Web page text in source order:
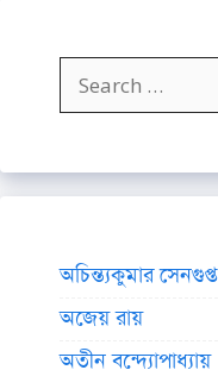
Search
for:
অচিন্ত্যকুমার সেনগুপ্ত
অজেয় রায়
অতীন বন্দ্যোপাধ্যায়